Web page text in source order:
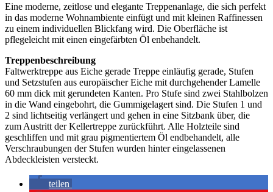
Eine moderne, zeitlose und elegante Treppenanlage, die sich perfekt
in das moderne Wohnambiente einfügt und mit kleinen Raffinessen
zu einem individuellen Blickfang wird. Die Oberfläche ist
pflegeleicht mit einen eingefärbten Öl enbehandelt.
Treppenbeschreibung
Faltwerktreppe aus Eiche gerade Treppe einläufig gerade, Stufen
und Setzstufen aus europäischer Eiche mit durchgehender Lamelle
60 mm dick mit gerundeten Kanten. Pro Stufe sind zwei Stahlbolzen
in die Wand eingebohrt, die Gummigelagert sind. Die Stufen 1 und
2 sind lichtseitig verlängert und gehen in eine Sitzbank über, die
zum Austritt der Kellertreppe zurückführt. Alle Holzteile sind
geschliffen und mit grau pigmentiertem Öl endbehandelt, alle
Verschraubungen der Stufen wurden hinter eingelassenen
Abdeckleisten versteckt.
teilen